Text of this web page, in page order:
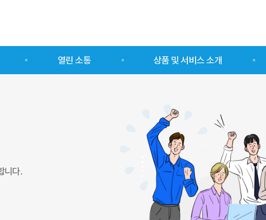
열린 소통 상품 및 서비스 소개
유형별
니다.